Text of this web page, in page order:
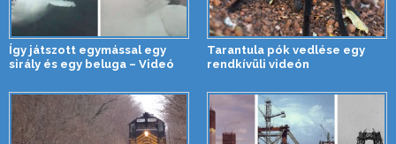
Így játszott egymással egy
sirály és egy beluga – Videó
Tarantula pók vedlése egy
rendkívüli videón